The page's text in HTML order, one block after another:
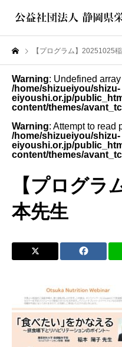
【プログラム】20251025
Warning: Undefined
/home/shizueiyou/shizu-
eiyoushi.or.jp/
content/themes/
Warning: Attempt to read
/home/shizueiyou/shizu-
eiyoushi.or.jp/
content/themes/
【プログラ
本先生